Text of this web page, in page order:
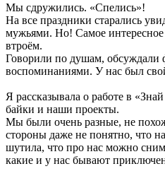
Мы сдружились. «Спелись»!
На все праздники старались
мужьями. Но! Самое
втроём.
Говорили по душам, обсуждали
воспоминаниями. У нас был
Я рассказывала о работе в
байки и наши проекты.
Мы были очень разные, не
стороны даже не понятно, что
шутила, что про нас можно
какие и у нас бывают